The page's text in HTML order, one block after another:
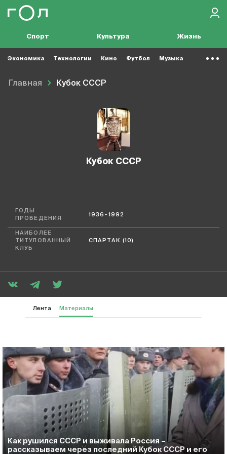
Спорт Культура Жизнь
Экономика Технологии Кино Футбол Музыка
Главная Кубок СССР
Кубок СССР
ГОДЫ
ПРОВЕДЕНИЯ
1936-1992
НАИБОЛЕЕ
ТИТУЛОВАННЫЙ
КЛУБ
СПАРТАК (10)
Лента Материалы
Как рушился СССР и выживала Россия –
рассказываем через последний Кубок СССР и его